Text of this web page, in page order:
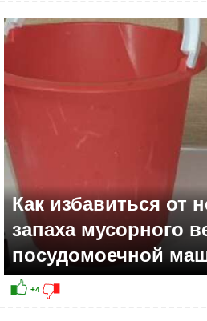
Как избавиться от
запаха мусорного
посудомоечной